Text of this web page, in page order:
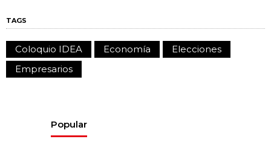
TAGS
Coloquio IDEA Economía
Elecciones
Empresarios
Popular